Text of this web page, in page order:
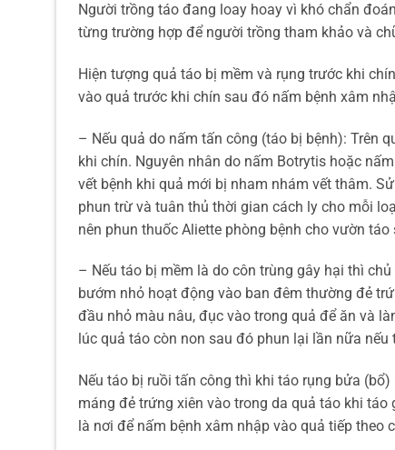
Người trồng táo đang loay hoay vì khó chẩn
từng trường hợp để người trồng tham khảo và
Hiện tượng quả táo bị mềm và rụng trước khi
vào quả trước khi chín sau đó nấm bệnh xâm
– Nếu quả do nấm tấn công (táo bị bệnh): Trên
khi chín. Nguyên nhân do nấm Botrytis hoặc
vết bệnh khi quả mới bị nham nhám vết thâm.
phun trừ và tuân thủ thời gian cách ly cho mỗi
nên phun thuốc Aliette phòng bệnh cho vườn táo
– Nếu táo bị mềm là do côn trùng gây hại thì
bướm nhỏ hoạt động vào ban đêm thường đẻ
đầu nhỏ màu nâu, đục vào trong quả để ăn và
lúc quả táo còn non sau đó phun lại lần nữa nếu
Nếu táo bị ruồi tấn công thì khi táo rụng bửa
máng đẻ trứng xiên vào trong da quả táo khi
là nơi để nấm bệnh xâm nhập vào quả tiếp